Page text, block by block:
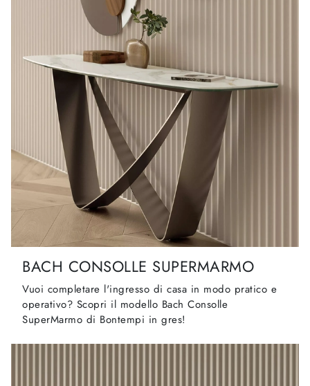
BACH CONSOLLE SUPERMARMO
Vuoi completare l'ingresso di casa in modo pratico e
operativo? Scopri il modello Bach Consolle
SuperMarmo di Bontempi in gres!